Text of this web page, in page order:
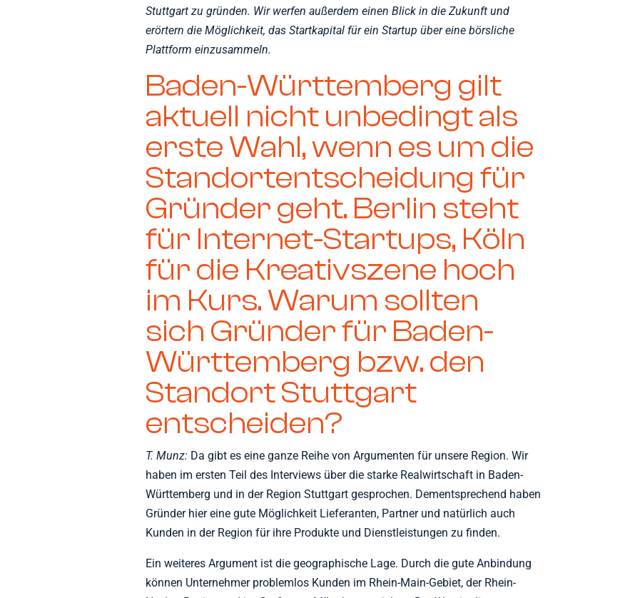
Stuttgart zu gründen. Wir werfen außerdem einen Blick in die Zukunft und
erörtern die Möglichkeit, das Startkapital für ein Startup über eine börsliche
Plattform einzusammeln.
Baden-Württemberg gilt
aktuell nicht unbedingt als
erste Wahl, wenn es um die
Standortentscheidung für
Gründer geht. Berlin steht
für Internet-Startups, Köln
für die Kreativszene hoch
im Kurs. Warum sollten
sich Gründer für Baden-
Württemberg bzw. den
Standort Stuttgart
entscheiden?
T. Munz: Da gibt es eine ganze Reihe von Argumenten für unsere Region. Wir
haben im ersten Teil des Interviews über die starke Realwirtschaft in Baden-
Württemberg und in der Region Stuttgart gesprochen. Dementsprechend haben
Gründer hier eine gute Möglichkeit Lieferanten, Partner und natürlich auch
Kunden in der Region für ihre Produkte und Dienstleistungen zu finden.
Ein weiteres Argument ist die geographische Lage. Durch die gute Anbindung
können Unternehmer problemlos Kunden im Rhein-Main-Gebiet, der Rhein-